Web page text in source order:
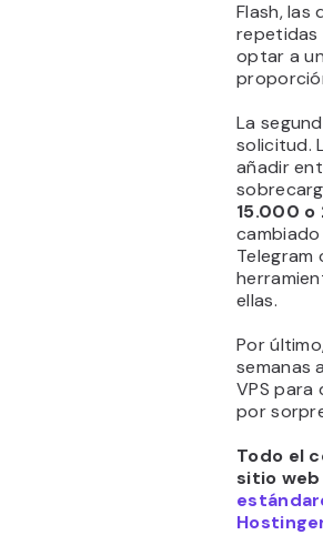
Flash, las
repetidas
optar a
La
solicitud.
añadir
15.000
Telegram
ellas.
Por
semanas
VPS
por
Todo el
sitio